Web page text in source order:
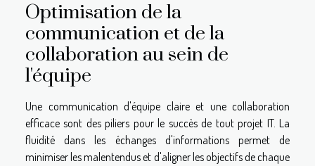
Optimisation de la
communication et de la
collaboration au sein de
l'équipe
Une communication d'équipe claire et une collaboration
efficace sont des piliers pour le succès de tout projet IT. La
fluidité dans les échanges d'informations permet de
minimiser les malentendus et d'aligner les objectifs de chaque